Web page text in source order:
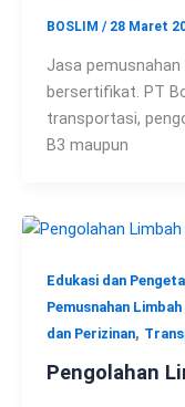
BOSLIM / 28 Maret
Jasa
bersertifikat. PT
transportasi,
B3 maupun
Edukasi dan
Pemusnahan Limbah
dan Perizinan,
Pengolahan